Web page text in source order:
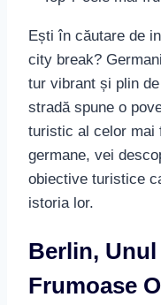
Ești în căutare de
city break?
tur vibrant și plin
stradă spune o
turistic al celor mai
germane, vei
obiective turistice
istoria lor.
Berlin,
Frumoase